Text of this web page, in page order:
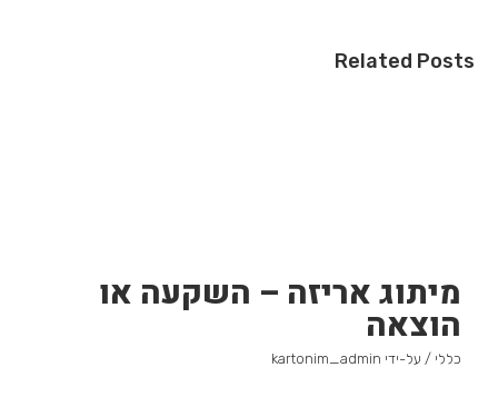
Related Posts
מיתוג אריזה – השקעה או
הוצאה
כללי / על-ידי kartonim_admin